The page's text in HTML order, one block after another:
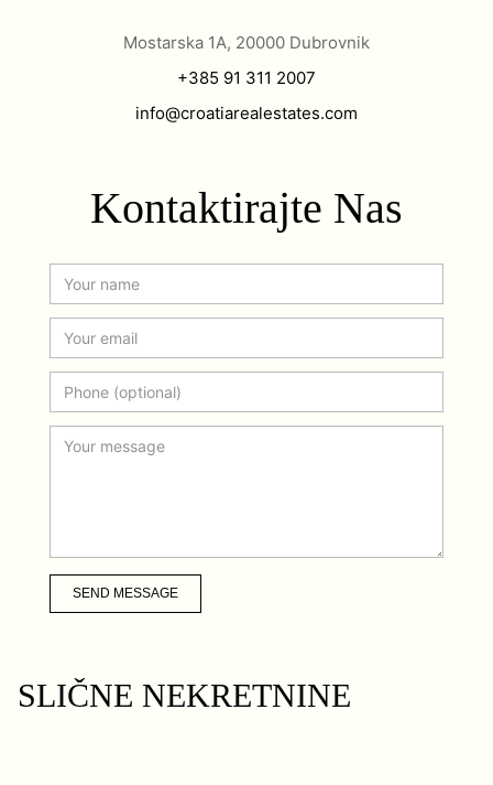
Mostarska 1A, 20000 Dubrovnik
+385 91 311 2007
info@croatiarealestates.com
Kontaktirajte Nas
SEND MESSAGE
SLIČNE NEKRETNINE